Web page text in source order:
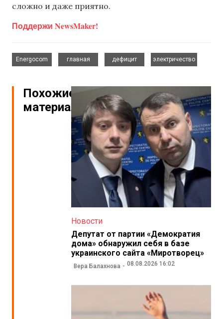
сложно и даже приятно.
Поддержи NewsMaker!
Energocom
главная
дефицит
электричество
Похожие
материалы
Новости
Депутат от партии «Демократия
дома» обнаружил себя в базе
украинского сайта «Миротворец»
Вера Балахнова 08.08.2026 16:02